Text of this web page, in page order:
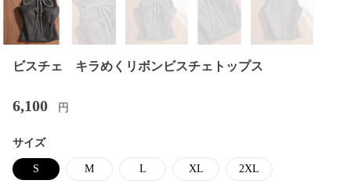
ビスチェ キラめくリボンビスチェトップス
6,100 円
サイズ
S M L XL 2XL